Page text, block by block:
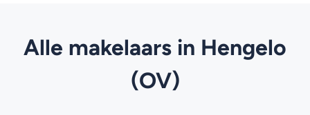
Alle makelaars in Hengelo
(OV)